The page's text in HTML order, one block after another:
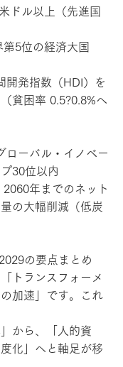
ドル以上（先進国
5位の経済大国
開発指数（HDI）を
貧困率 0.5?0.8%へ
ローバル・イノベー
30位以内
年までのネット
の大幅削減（低炭
の要点まとめ
トランスフォーメ
加速」です。これ
から、「人的資
化」へと軸足が移